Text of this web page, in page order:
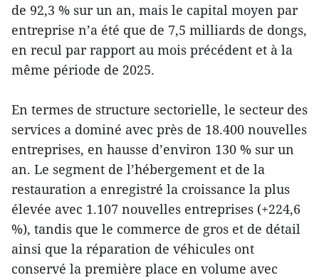
de 92,3 % sur un an, mais le capital moyen par
entreprise n’a été que de 7,5 milliards de dongs,
en recul par rapport au mois précédent et à la
même période de 2025.
En termes de structure sectorielle, le secteur des
services a dominé avec près de 18.400 nouvelles
entreprises, en hausse d’environ 130 % sur un
an. Le segment de l’hébergement et de la
restauration a enregistré la croissance la plus
élevée avec 1.107 nouvelles entreprises (+224,6
%), tandis que le commerce de gros et de détail
ainsi que la réparation de véhicules ont
conservé la première place en volume avec